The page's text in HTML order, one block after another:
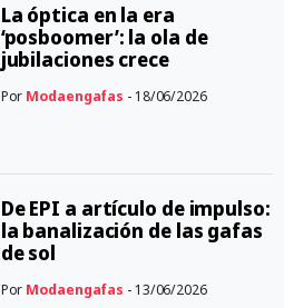
La óptica en la era
‘posboomer’: la ola de
jubilaciones crece
Por Modaengafas - 18/06/2026
De EPI a artículo de impulso:
la banalización de las gafas
de sol
Por Modaengafas - 13/06/2026